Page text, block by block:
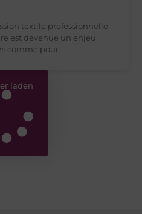
textile professionnelle,
est devenue un enjeu
comme pour
laden